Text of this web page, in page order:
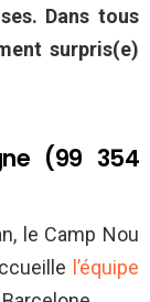
Dans tous
surpris(e)
(99 354
le Camp Nou
l’équipe